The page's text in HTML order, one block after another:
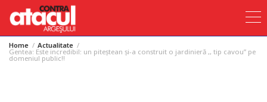
SkipHome Actualitate
Gentea: Este incredibil: un piteștean și-a construit o jardinieră ,, tip cavou” pe
domeniul public!!